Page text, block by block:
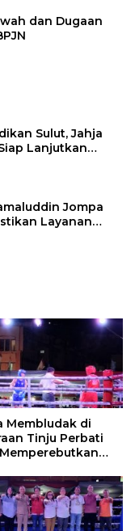
dan Dugaan
Sulut, Jahja
Lanjutkan
Jompa
Layanan
Membludak di
Tinju Perbati